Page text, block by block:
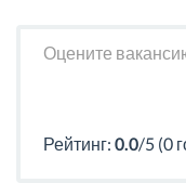
Оцените
Рейтинг: 0.0/5 (0